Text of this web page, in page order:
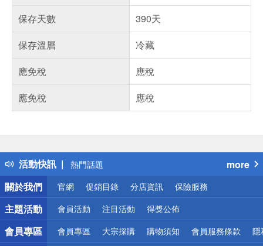
保存天數
390天
保存溫層
冷藏
應免稅
應稅
應免稅
應稅
活動快訊
得獎公告
熱門話題
銀行優惠
偏遠地區配送
詐騙網頁！請小心！
more
關於我們
官網 促銷目錄 分店資訊 保險服務
主題活動 會員活動 注目活動 得獎公佈
會員專區 會員專區 大宗採購 購物須知 會員服務條款 隱